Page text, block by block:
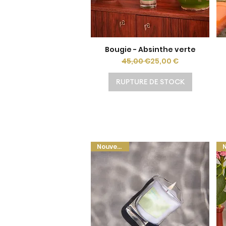
Aperçu rapide
Bougie - Absinthe verte
Prix original
45,00 €Prix promotionnel
25,00 €
RUPTURE DE STOCK
Nouveauté